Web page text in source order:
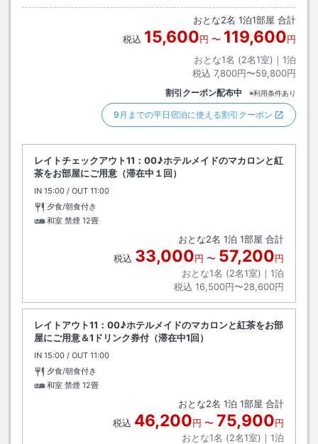
おとな2名 1泊1部屋 合計
税込 15,600円 〜 119,600円
おとな1名 (2名1室)｜ 1泊
税込 7,800円〜59,800円
割引クーポン配布中 ※利用条件あり
9月までの平日宿泊に使える割引クーポン
レイトチェックアウト11：00♪ホテルメイドのマカロンと紅
茶をお部屋にご用意（滞在中１回）
IN チェックイン
15:00 / OUT チェックアウト
11:00
夕食/朝食付き
和室 禁煙 12畳
おとな2名 1泊 1部屋 合計
税込 33,000円 〜 57,200円
おとな1名 (2名1室)｜ 1泊
税込 16,500円〜28,600円
レイトアウト11：00♪ホテルメイドのマカロンと紅茶をお部
屋にご用意＆1ドリンク券付（滞在中1回）
IN チェックイン
15:00 / OUT チェックアウト
11:00
夕食/朝食付き
和室 禁煙 12畳
おとな2名 1泊 1部屋 合計
税込 46,200円 〜 75,900円
おとな1名 (2名1室)｜ 1泊